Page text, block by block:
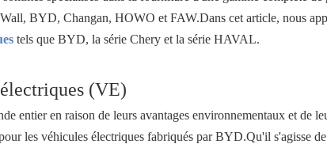
BYD, Changan, HOWO et FAW.Dans cet article, nous
tels que BYD, la série Chery et la série HAVAL.
(VE)
entier en raison de leurs avantages environnementaux et de
les véhicules électriques fabriqués par BYD.Qu'il s'agisse